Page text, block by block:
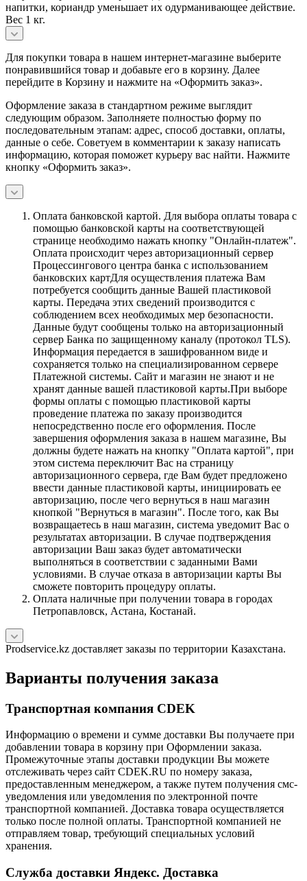
напитки, кориандр уменьшает их одурманивающее действие.
Вес 1 кг.
Для покупки товара в нашем интернет-магазине выберите
понравившийся товар и добавьте его в корзину. Далее
перейдите в Корзину и нажмите на «Оформить заказ».
Оформление заказа в стандартном режиме выглядит
следующим образом. Заполняете полностью форму по
последовательным этапам: адрес, способ доставки, оплаты,
данные о себе. Советуем в комментарии к заказу написать
информацию, которая поможет курьеру вас найти. Нажмите
кнопку «Оформить заказ».
Оплата банковской картой. Для выбора оплаты товара с
помощью банковской карты на соответствующей
странице необходимо нажать кнопку "Онлайн-платеж".
Оплата происходит через авторизационный сервер
Процессингового центра банка с использованием
банковских картДля осуществления платежа Вам
потребуется сообщить данные Вашей пластиковой
карты. Передача этих сведений производится с
соблюдением всех необходимых мер безопасности.
Данные будут сообщены только на авторизационный
сервер Банка по защищенному каналу (протокол TLS).
Информация передается в зашифрованном виде и
сохраняется только на специализированном сервере
Платежной системы. Сайт и магазин не знают и не
хранят данные вашей пластиковой карты.При выборе
формы оплаты с помощью пластиковой карты
проведение платежа по заказу производится
непосредственно после его оформления. После
завершения оформления заказа в нашем магазине, Вы
должны будете нажать на кнопку "Оплата картой", при
этом система переключит Вас на страницу
авторизационного сервера, где Вам будет предложено
ввести данные пластиковой карты, инициировать ее
авторизацию, после чего вернуться в наш магазин
кнопкой "Вернуться в магазин". После того, как Вы
возвращаетесь в наш магазин, система уведомит Вас о
результатах авторизации. В случае подтверждения
авторизации Ваш заказ будет автоматически
выполняться в соответствии с заданными Вами
условиями. В случае отказа в авторизации карты Вы
сможете повторить процедуру оплаты.
Оплата наличные при получении товара в городах
Петропавловск, Астана, Костанай.
Prodservice.kz доставляет заказы по территории Казахстана.
Варианты получения заказа
Транспортная компания CDEK
Информацию о времени и сумме доставки Вы получаете при
добавлении товара в корзину при Оформлении заказа.
Промежуточные этапы доставки продукции Вы можете
отслеживать через сайт CDEK.RU по номеру заказа,
предоставленным менеджером, а также путем получения смс-
уведомления или уведомления по электронной почте
транспортной компанией. Доставка товара осуществляется
только после полной оплаты. Транспортной компанией не
отправляем товар, требующий специальных условий
хранения.
Служба доставки Яндекс. Доставка